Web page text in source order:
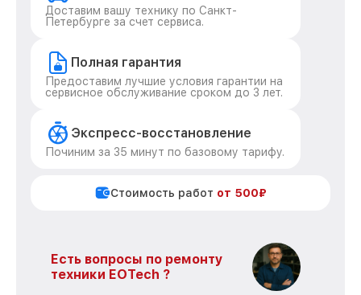
Доставим вашу технику по Санкт-
Петербурге за счет сервиса.
Полная гарантия
Предоставим лучшие условия гарантии на
сервисное обслуживание сроком до 3 лет.
Экспресс-восстановление
Починим за 35 минут по базовому тарифу.
Стоимость работ от 500₽
Есть вопросы по ремонту
техники EOTech ?